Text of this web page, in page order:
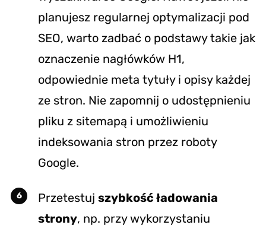
planujesz regularnej optymalizacji pod
SEO, warto zadbać o podstawy takie jak
oznaczenie nagłówków H1,
odpowiednie meta tytuły i opisy każdej
ze stron. Nie zapomnij o udostępnieniu
pliku z sitemapą i umożliwieniu
indeksowania stron przez roboty
Google.
Przetestuj szybkość ładowania
strony, np. przy wykorzystaniu